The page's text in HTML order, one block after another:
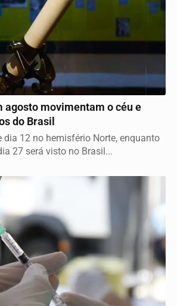
agosto movimentam o céu e
do Brasil
dia 12 no hemisfério Norte, enquanto
27 será visto no Brasil...